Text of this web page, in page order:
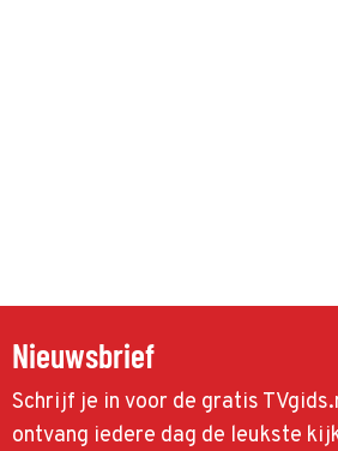
Nieuwsbrief
Schrijf je in voor de gratis
ontvang iedere dag de leukste